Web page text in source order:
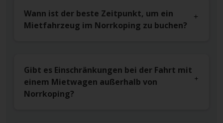
Wann ist der beste Zeitpunkt, um ein
Mietfahrzeug im Norrkoping zu buchen?
Gibt es Einschränkungen bei der Fahrt mit
einem Mietwagen außerhalb von
Norrkoping?